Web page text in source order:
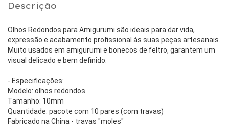
Descrição
Olhos Redondos para Amigurumi são ideais para dar vida,
expressão e acabamento profissional às suas peças artesanais.
Muito usados em amigurumi e bonecos de feltro, garantem um
visual delicado e bem definido.
- Especificações:
Modelo: olhos redondos
Tamanho: 10mm
Quantidade: pacote com 10 pares (com travas)
Fabricado na China - travas "moles"